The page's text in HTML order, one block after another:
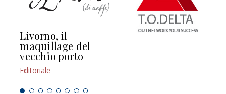
Livorno, il
maquillage del
vecchio porto
Editoriale
L’uscita di scena di